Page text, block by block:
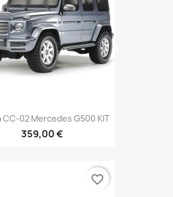
CC-02 Mercedes G500 KIT
359,00 €
favorite_border